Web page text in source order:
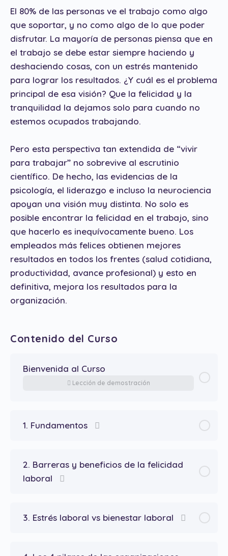
El 80% de las personas ve el trabajo como algo
que soportar, y no como algo de lo que poder
disfrutar. La mayoría de personas piensa que en
el trabajo se debe estar siempre haciendo y
deshaciendo cosas, con un estrés mantenido
para lograr los resultados. ¿Y cuál es el problema
principal de esa visión? Que la felicidad y la
tranquilidad la dejamos solo para cuando no
estemos ocupados trabajando.
Pero esta perspectiva tan extendida de “vivir
para trabajar” no sobrevive al escrutinio
científico. De hecho, las evidencias de la
psicología, el liderazgo e incluso la neurociencia
apoyan una visión muy distinta. No solo es
posible encontrar la felicidad en el trabajo, sino
que hacerlo es inequívocamente bueno. Los
empleados más felices obtienen mejores
resultados en todos los frentes (salud cotidiana,
productividad, avance profesional) y esto en
definitiva, mejora los resultados para la
organización.
Contenido del Curso
Bienvenida al Curso
Lección de demostración
1. Fundamentos
2. Barreras y beneficios de la felicidad
laboral
3. Estrés laboral vs bienestar laboral